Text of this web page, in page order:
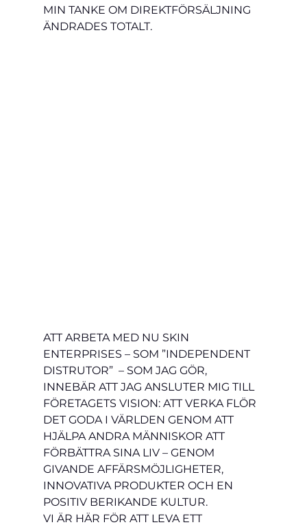
MIN TANKE OM DIREKTFÖRSÄLJNING
ÄNDRADES TOTALT.
ATT ARBETA MED NU SKIN
ENTERPRISES – SOM ”INDEPENDENT
DISTRUTOR”  – SOM JAG GÖR,
INNEBÄR ATT JAG ANSLUTER MIG TILL
FÖRETAGETS VISION: ATT VERKA FLÖR
DET GODA I VÄRLDEN GENOM ATT
HJÄLPA ANDRA MÄNNISKOR ATT
FÖRBÄTTRA SINA LIV – GENOM
GIVANDE AFFÄRSMÖJLIGHETER,
INNOVATIVA PRODUKTER OCH EN
POSITIV BERIKANDE KULTUR.
VI ÄR HÄR FÖR ATT LEVA ETT